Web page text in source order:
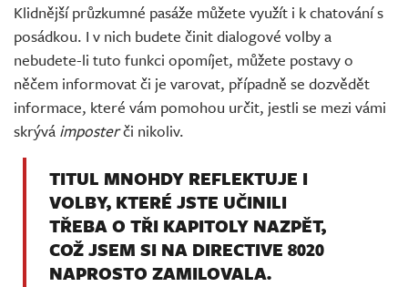
Klidnější průzkumné pasáže můžete využít i k chatování s
posádkou. I v nich budete činit dialogové volby a
nebudete-li tuto funkci opomíjet, můžete postavy o
něčem informovat či je varovat, případně se dozvědět
informace, které vám pomohou určit, jestli se mezi vámi
skrývá imposterči nikoliv.
TITUL MNOHDY REFLEKTUJE I
VOLBY, KTERÉ JSTE UČINILI
TŘEBA O TŘI KAPITOLY NAZPĚT,
COŽ JSEM SI NA DIRECTIVE 8020
NAPROSTO ZAMILOVALA.